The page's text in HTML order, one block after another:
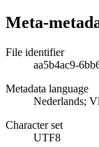
Meta-
File identifier
aa5b4ac9-
Metadata language
Nederlands;
Character set
UTF8